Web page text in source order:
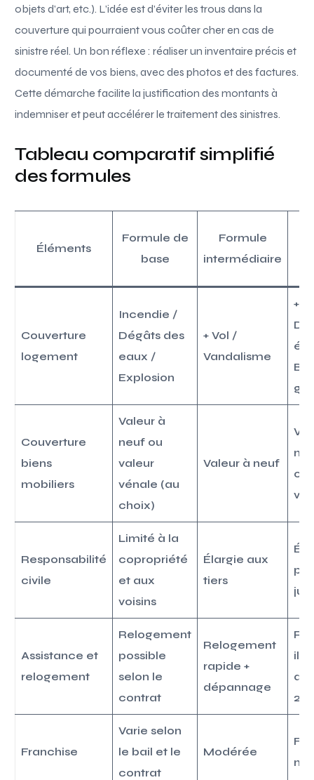
objets d’art, etc.). L’idée est d’éviter les trous dans la
couverture qui pourraient vous coûter cher en cas de
sinistre réel. Un bon réflexe : réaliser un inventaire précis et
documenté de vos biens, avec des photos et des factures.
Cette démarche facilite la justification des montants à
indemniser et peut accélérer le traitement des sinistres.
Tableau comparatif simplifié
des formules
Éléments
Formule de
base
Formule
intermédiaire
Couverture
logement
Incendie /
Dégâts des
eaux /
Explosion
+ Vol /
Vandalisme
+
Couverture
biens
mobiliers
Valeur à
neuf ou
valeur
vénale (au
choix)
Valeur à neuf
Responsabilité
civile
Limité à la
copropriété
et aux
voisins
Élargie aux
tiers
Assistance et
relogement
Relogement
possible
selon le
contrat
Relogement
rapide +
dépannage
24/
Franchise
Varie selon
le bail et le
contrat
Modérée